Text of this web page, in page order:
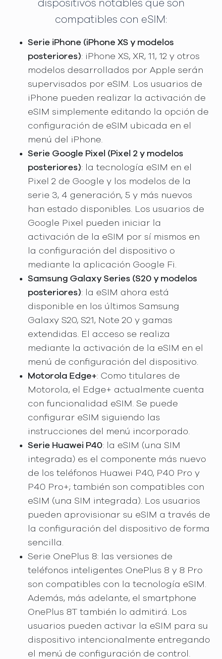
dispositivos notables que son
compatibles con eSIM:
Serie iPhone (iPhone XS y modelos
posteriores): iPhone XS, XR, 11, 12 y otros
modelos desarrollados por Apple serán
supervisados por eSIM. Los usuarios de
iPhone pueden realizar la activación de
eSIM simplemente editando la opción de
configuración de eSIM ubicada en el
menú del iPhone.
Serie Google Pixel (Pixel 2 y modelos
posteriores): la tecnología eSIM en el
Pixel 2 de Google y los modelos de la
serie 3, 4 generación, 5 y más nuevos
han estado disponibles. Los usuarios de
Google Pixel pueden iniciar la
activación de la eSIM por sí mismos en
la configuración del dispositivo o
mediante la aplicación Google Fi.
Samsung Galaxy Series (S20 y modelos
posteriores): la eSIM ahora está
disponible en los últimos Samsung
Galaxy S20, S21, Note 20 y gamas
extendidas. El acceso se realiza
mediante la activación de la eSIM en el
menú de configuración del dispositivo.
Motorola Edge+: Como titulares de
Motorola, el Edge+ actualmente cuenta
con funcionalidad eSIM. Se puede
configurar eSIM siguiendo las
instrucciones del menú incorporado.
Serie Huawei P40: la eSIM (una SIM
integrada) es el componente más nuevo
de los teléfonos Huawei P40, P40 Pro y
P40 Pro+; también son compatibles con
eSIM (una SIM integrada). Los usuarios
pueden aprovisionar su eSIM a través de
la configuración del dispositivo de forma
sencilla.
Serie OnePlus 8: las versiones de
teléfonos inteligentes OnePlus 8 y 8 Pro
son compatibles con la tecnología eSIM.
Además, más adelante, el smartphone
OnePlus 8T también lo admitirá. Los
usuarios pueden activar la eSIM para su
dispositivo intencionalmente entregando
el menú de configuración de control.